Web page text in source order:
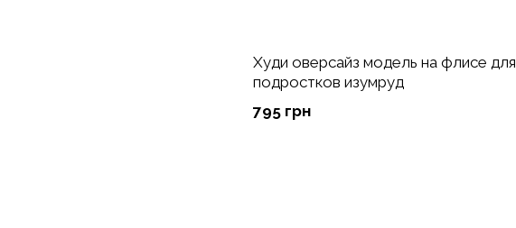
Худи оверсайз модель на флисе для
подростков изумруд
795 грн